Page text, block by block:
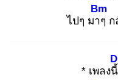
ไปๆ มาๆ
Bm
ก
* เพลง
D